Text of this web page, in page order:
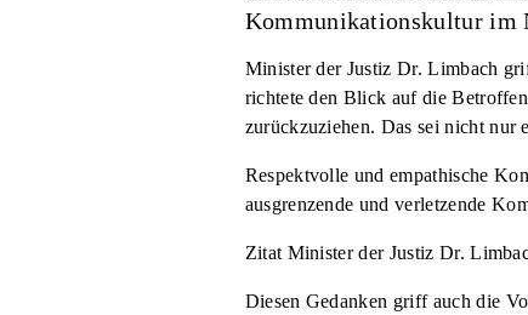
Kommunikationskultur im
Minister der Justiz Dr. Limbach
richtete den Blick auf die
zurückzuziehen. Das sei nicht nur
Respektvolle und empathische
ausgrenzende und verletzende
Zitat Minister der Justiz Dr.
Diesen Gedanken griff auch die